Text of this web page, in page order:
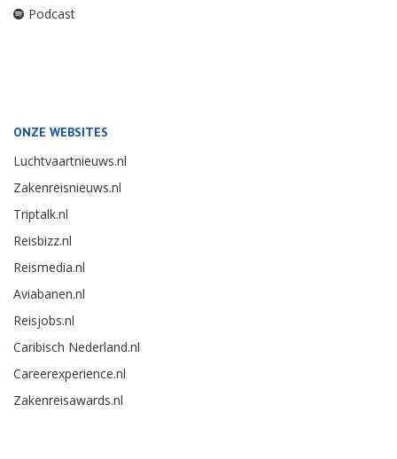
Podcast
ONZE WEBSITES
Luchtvaartnieuws.nl
Zakenreisnieuws.nl
Triptalk.nl
Reisbizz.nl
Reismedia.nl
Aviabanen.nl
Reisjobs.nl
Caribisch Nederland.nl
Careerexperience.nl
Zakenreisawards.nl